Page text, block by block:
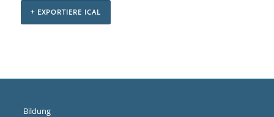
+ EXPORTIERE ICAL
Bildung